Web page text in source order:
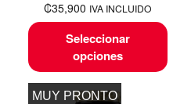
₡35,900 IVA INCLUIDO
Seleccionar
opciones
MUY PRONTO